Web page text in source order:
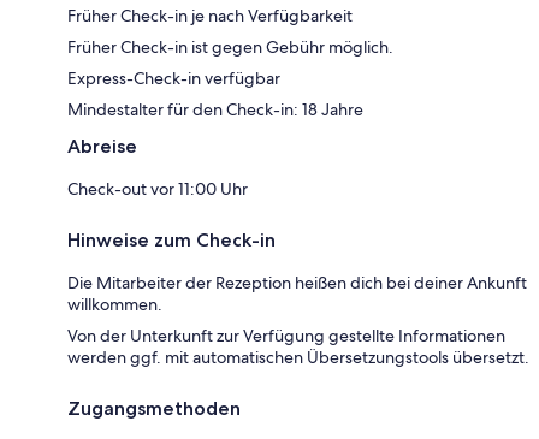
Früher Check-in je nach Verfügbarkeit
Früher Check-in ist gegen Gebühr möglich.
Express-Check-in verfügbar
Mindestalter für den Check-in: 18 Jahre
Abreise
Check-out vor 11:00 Uhr
Hinweise zum Check-in
Die Mitarbeiter der Rezeption heißen dich bei deiner Ankunft
willkommen.
Von der Unterkunft zur Verfügung gestellte Informationen
werden ggf. mit automatischen Übersetzungstools übersetzt.
Zugangsmethoden